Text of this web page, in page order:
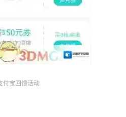
付宝回馈活动